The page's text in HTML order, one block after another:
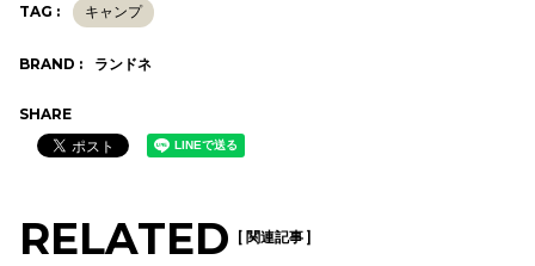
TAG : キャンプ
BRAND : ランドネ
SHARE
RELATED [ 関連記事 ]